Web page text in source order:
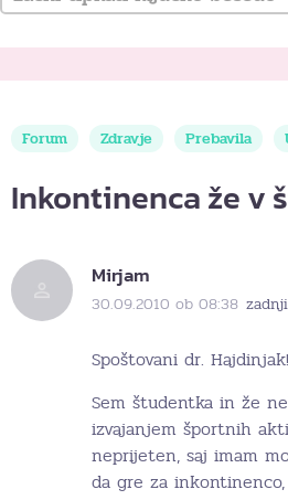
Forum Zdravje Prebavila
Inkontinenca že v
Mirjam
30.09.2010 ob 08:38
Spoštovani dr. Hajdinjak!
Sem študentka in že
izvajanjem športnih
neprijeten, saj imam
da gre za